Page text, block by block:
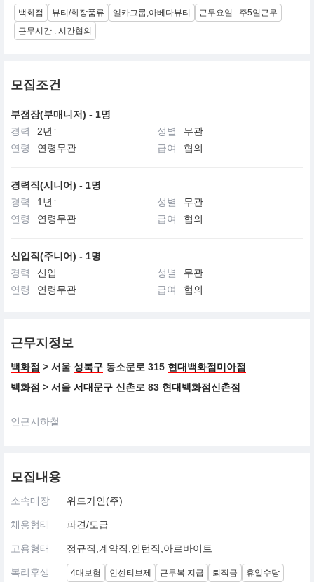
해 노력하고 있습니다.
백화점 뷰티/화장품류 엘카그룹,아베다뷰티
근무요일 : 주5일근무
근무시간 : 시간협의
모집조건
부점장(부매니저) - 1명
경력
2년↑ 성별
무관
연령
연령무관 급여 협의
경력직(시니어) - 1명
경력
1년↑ 성별
무관
연령
연령무관 급여 협의
신입직(주니어) - 1명
경력
신입 성별
무관
연령
연령무관 급여 협의
근무지정보
백화점 > 서울 성북구 동소문로 315 현대백화점미아점
백화점 > 서울 서대문구 신촌로 83 현대백화점신촌점
인근지하철
모집내용
소속매장 위드가인(주)
채용형태 파견/도급
고용형태 정규직,계약직,인턴직,아르바이트
복리후생 4대보험 인센티브제 근무복 지급 퇴직금
휴일수당